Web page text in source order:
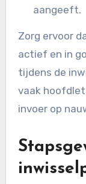
aangeeft.
Zorg ervoor
actief en in
tijdens de
vaak
invoer op